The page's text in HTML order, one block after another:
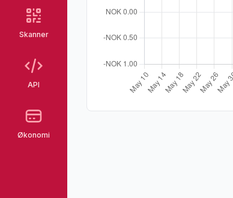
Skanner
API
Økonomi